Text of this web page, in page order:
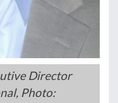
Director
Photo: